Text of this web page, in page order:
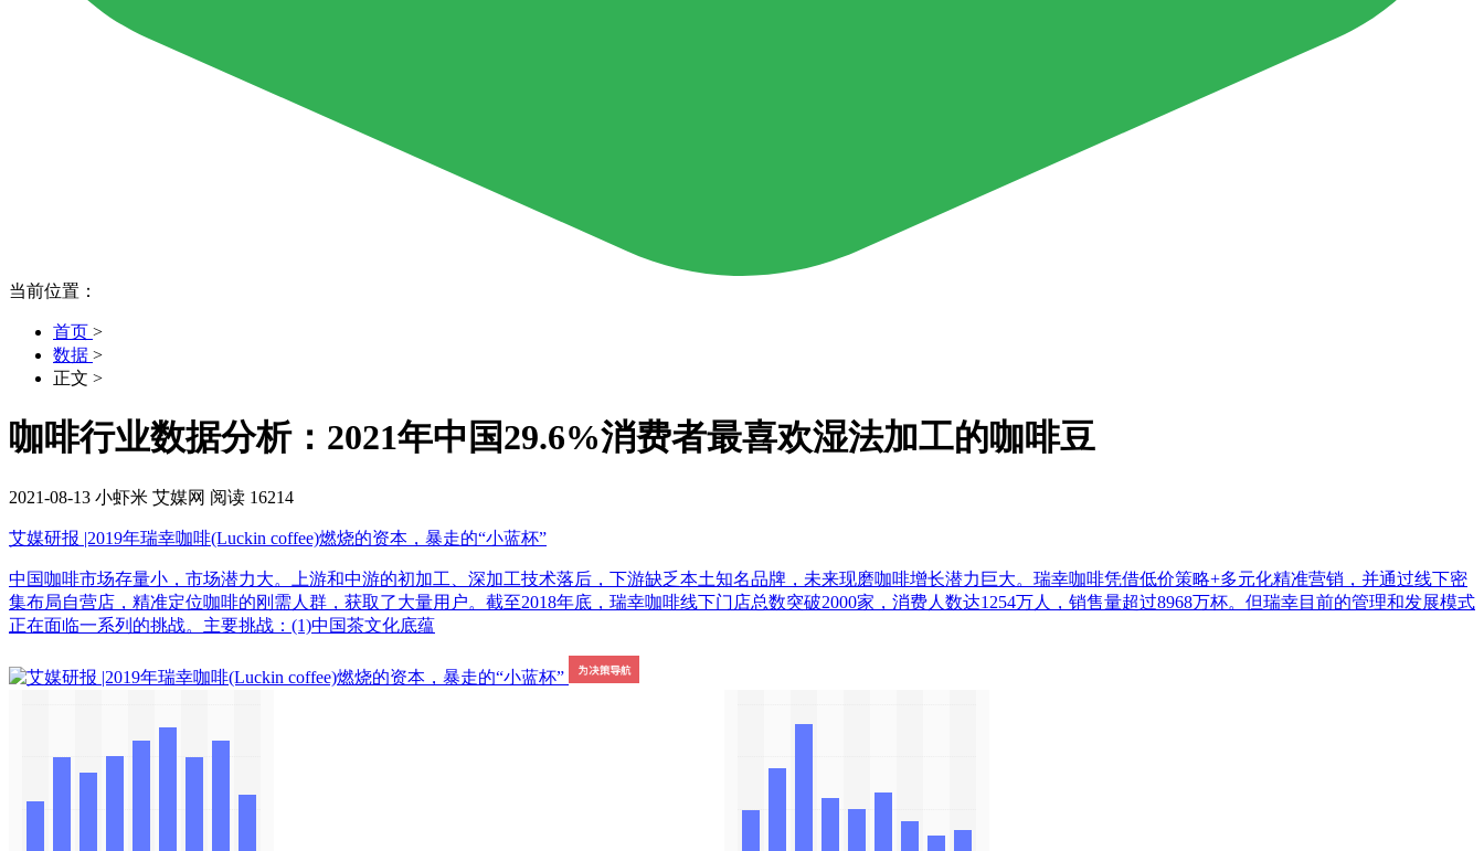
当前位置：
首页 >
数据 >
正文 >
咖啡行业数据分析：2021年中国29.6%消费者最喜欢湿法加工的咖啡豆
2021-08-13 小虾米 艾媒网 阅读 16214
艾媒研报 |2019年瑞幸咖啡(Luckin coffee)燃烧的资本，暴走的“小蓝杯”
中国咖啡市场存量小，市场潜力大。上游和中游的初加工、深加工技术落后，下游缺乏本土知名品牌，未来现磨咖啡增长潜力巨大。瑞幸咖啡凭借低价策略+多元化精准营销，并通过线下密
集布局自营店，精准定位咖啡的刚需人群，获取了大量用户。截至2018年底，瑞幸咖啡线下门店总数突破2000家，消费人数达1254万人，销售量超过8968万杯。但瑞幸目前的管理和发展模式
正在面临一系列的挑战。主要挑战：(1)中国茶文化底蕴